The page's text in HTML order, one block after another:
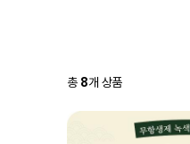
총 8개 상품